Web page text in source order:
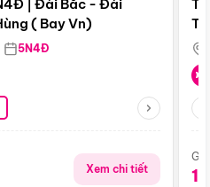
| Đài Bắc - Đài
( Bay Vn)
5N4Đ
Xem chi tiết